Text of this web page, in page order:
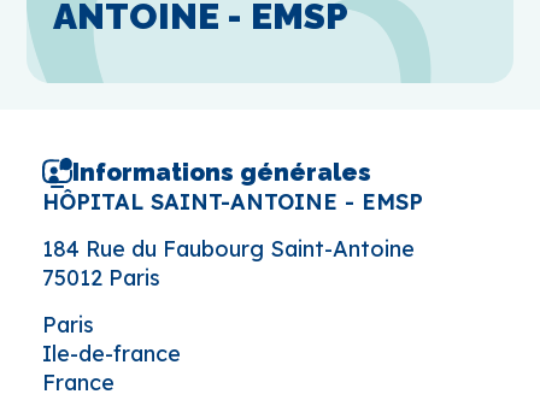
ANTOINE - EMSP
Informations générales
HÔPITAL SAINT-ANTOINE - EMSP
184 Rue du Faubourg Saint-Antoine
75012 Paris
Paris
Ile-de-france
France